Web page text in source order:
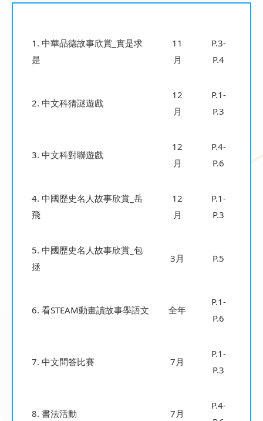
1. 中華品德故事欣賞_實是求
是
11
月
P.3-
P.4
2. 中文科猜謎遊戲
12
月
P.1-
P.3
3. 中文科對聯遊戲
12
月
P.4-
P.6
4. 中國歷史名人故事欣賞_岳
飛
12
月
P.1-
P.3
5. 中國歷史名人故事欣賞_包
拯
3月 P.5
6. 看STEAM動畫讀故事學語文 全年
P.1-
P.6
7. 中文問答比賽 7月
P.1-
P.3
8. 書法活動 7月
P.4-